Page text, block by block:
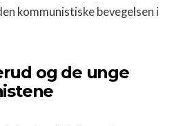
kommunistiske bevegelsen i
og de unge